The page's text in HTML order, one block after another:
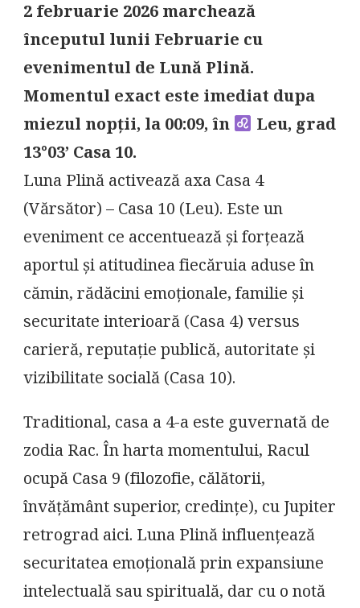
2 februarie 2026 marchează
începutul lunii Februarie cu
evenimentul de Lună Plină.
Momentul exact este imediat dupa
miezul nopții, la 00:09, în
Leu, grad
13°03’ Casa 10.
Luna Plină activează axa Casa 4
(Vărsător) – Casa 10 (Leu). Este un
eveniment ce accentuează și forțează
aportul și atitudinea fiecăruia aduse în
cămin, rădăcini emoționale, familie și
securitate interioară (Casa 4) versus
carieră, reputație publică, autoritate și
vizibilitate socială (Casa 10).
Traditional, casa a 4-a este guvernată de
zodia Rac. În harta momentului, Racul
ocupă Casa 9 (filozofie, călătorii,
învățământ superior, credințe), cu Jupiter
retrograd aici. Luna Plină influențează
securitatea emoțională prin expansiune
intelectuală sau spirituală, dar cu o notă